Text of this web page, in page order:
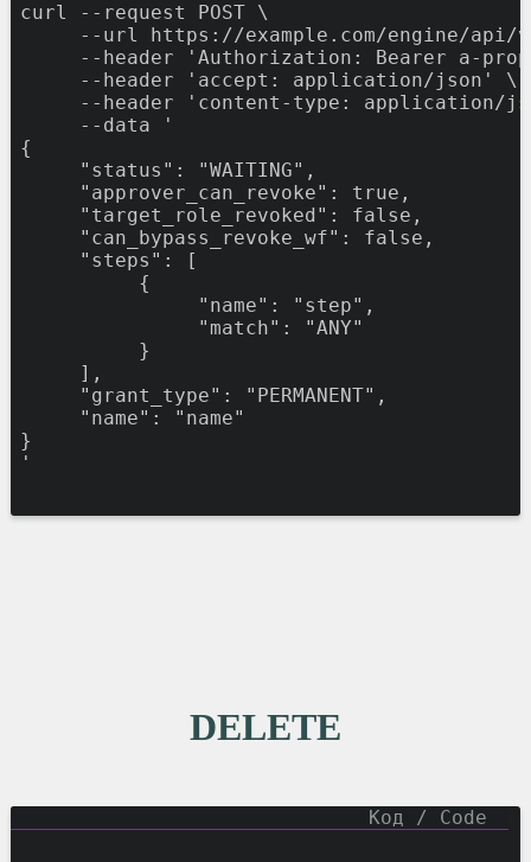
curl --request POST \
--url https://example.com/engine/api/
     --header
' Authorization: Bearer a-
     --header
' accept: application/json '
\
     --header
' content-type: application/
     --data
'
{
" status " : "WAITING" ,
" approver_can_revoke" : true ,
" target_role_revoked " : false ,
" can_bypass_revoke_wf" : false ,
" steps " :
[
{
" name" : " step" ,
" match" : "ANY"
}
] ,
" grant_type" : " PERMANENT" ,
" name" : " name"
}
'
DELETE